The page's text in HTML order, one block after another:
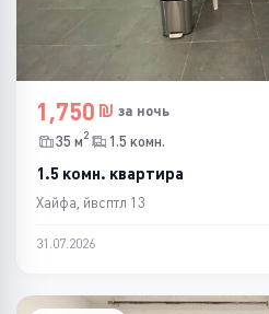
1,750
за ночь
35 м2 1.5 комн.
1.5 комн. квартира
Хайфа, йвсптл 13
31.07.2026